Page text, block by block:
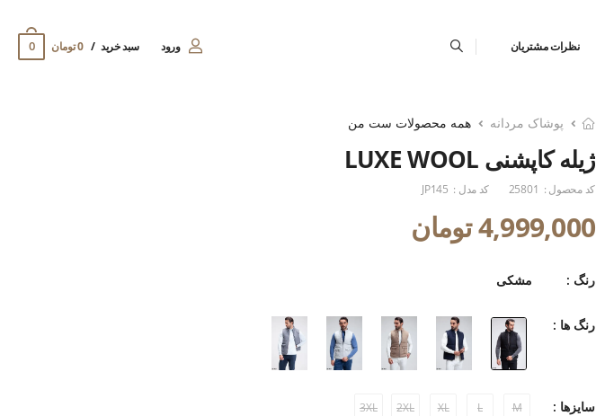
نظرات مشتریان ورود سبد خرید 0 تومان 0
پوشاک مردانه همه محصولات ست من
ژیله کاپشنی LUXE WOOL
کد محصول : 25801 کد مدل : JP145
4,999,000 تومان
رنگ : مشکی
رنگ ها :
سایزها : M
L
XL
2XL
3XL